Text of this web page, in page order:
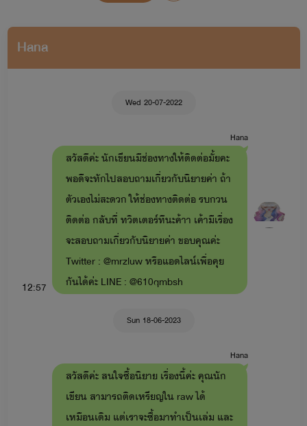
Hana
Wed 20-07-2022
Hana
12:57
สวัสดีค่ะ นักเขียนมีช่องทางให้ติดต่อมั้ยคะ
พอดีจะทักไปสอบถามเกี่ยวกับนิยายค่า ถ้า
ตัวเองไม่สะดวก ให้ช่องทางติดต่อ รบกวน
ติดต่อ กลับที่ ทวิตเตอร์ทีนะค้าา เค้ามีเรื่อง
จะสอบถามเกี่ยวกับนิยายค่า ขอบคุณค่ะ
Twitter : @mrzluw หรือแอดไลน์เพื่อคุย
กันได้ค่ะ LINE : @610qmbsh
Sun 18-06-2023
Hana
สวัสดีค่ะ สนใจซื้อนิยาย เรื่องนี้ค่ะ คุณนัก
เขียน สามารถติดเหรียญใน raw ได้
เหมือนเดิม แต่เราจะซื้อมาทำเป็นเล่ม และ